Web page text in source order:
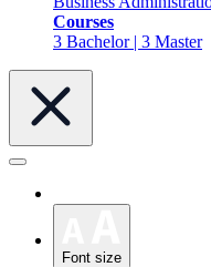
Courses
3 Bachelor | 3 Master
Font size